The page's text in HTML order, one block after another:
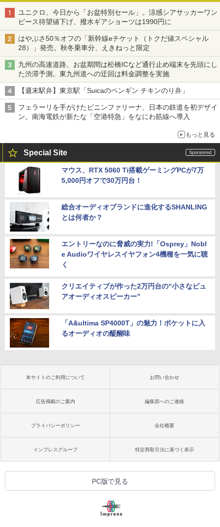
ユニクロ、今日から「お盆特別セール」。涼感シアサッカーワン
ピース待望値下げ、撥水ギアショーツは1990円に
はやぶさ50％オフの「新幹線eチケット（トクだ値スペシャル
28）」発売。秋冬乗車分、えきねっと限定
九州の高速道路、お盆期間は松橋ICなど通行止め端末を先頭にし
た渋滞予測。東九州道への迂回は料金調整を実施
【週末駅弁】東京駅「Suicaのペンギン チキンのり弁」
フェラーリを手がけたピニンファリーナ、日本の鉄道を初デザイ
ン。南海電鉄が新たな「空港特急」をなにわ筋線へ導入
もっと見る
Special Site
マウス、RTX 5060 Ti搭載ゲーミングPCが7万
5,000円オフで30万円台！
総合オーディオブランドに進化するSHANLING
とは何者か？
エントリーなのに脅威の実力!「Osprey」Nobl
e Audioワイヤレスイヤフォン4機種を一気に聴
く
クリエイティブが作った2万円台の“小さなピュ
アオーディオスピーカー”
「A&ultima SP4000T」の魅力！ポケットに入
るオーディオの醍醐味
本サイトのご利用について お問い合わせ
広告掲載のご案内 編集部へのご連絡
プライバシーポリシー 会社概要
インプレスグループ 特定商取引法に基づく表示
PC版で見る